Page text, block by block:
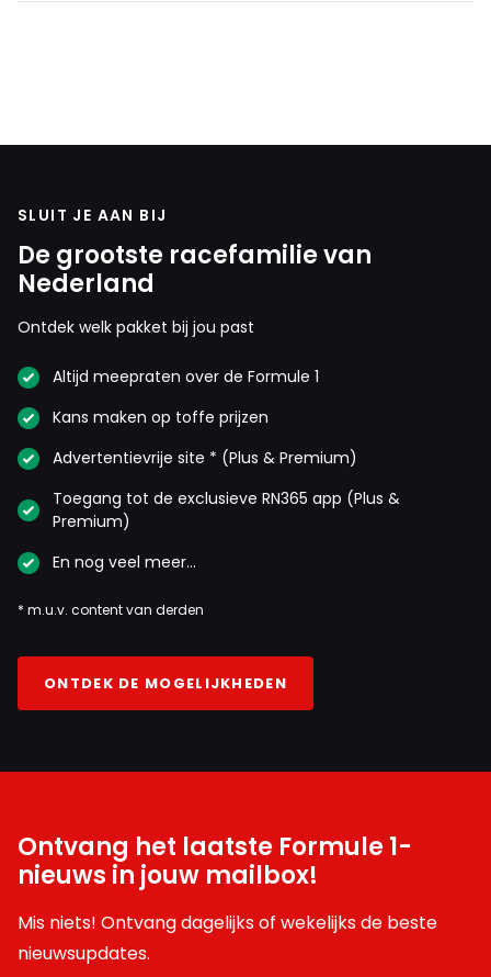
SLUIT JE AAN BIJ
De grootste racefamilie van
Nederland
Ontdek welk pakket bij jou past
Altijd meepraten over de Formule 1
Kans maken op toffe prijzen
Advertentievrije site * (Plus & Premium)
Toegang tot de exclusieve RN365 app (Plus &
Premium)
En nog veel meer…
* m.u.v. content van derden
ONTDEK DE MOGELIJKHEDEN
Ontvang het laatste Formule 1-
nieuws in jouw mailbox!
Mis niets! Ontvang dagelijks of wekelijks de beste
nieuwsupdates.